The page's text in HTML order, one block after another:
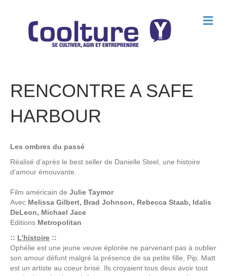
M
e
RENCONTRE A SAFE
HARBOUR
Les ombres du passé
Réalisé d’après le best seller de Danielle Steel, une histoire
d’amour émouvante.
Film américain de Julie Taymor
Avec Melissa Gilbert, Brad Johnson, Rebecca Staab, Idalis
DeLeon, Michael Jace
Editions Metropolitan
:: L’histoire ::
Ophélie est une jeune veuve éplorée ne parvenant pas à oublier
son amour défunt malgré la présence de sa petite fille, Pip. Matt
est un artiste au coeur brisé. Ils croyaient tous deux avoir tout